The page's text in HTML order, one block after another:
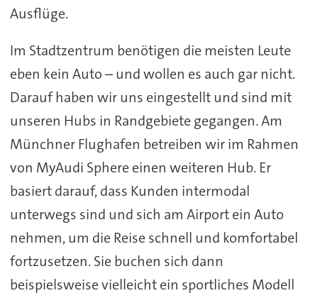
Ausflüge.
Im Stadtzentrum benötigen die meisten Leute
eben kein Auto – und wollen es auch gar nicht.
Darauf haben wir uns eingestellt und sind mit
unseren Hubs in Randgebiete gegangen. Am
Münchner Flughafen betreiben wir im Rahmen
von MyAudi Sphere einen weiteren Hub. Er
basiert darauf, dass Kunden intermodal
unterwegs sind und sich am Airport ein Auto
nehmen, um die Reise schnell und komfortabel
fortzusetzen. Sie buchen sich dann
beispielsweise vielleicht ein sportliches Modell